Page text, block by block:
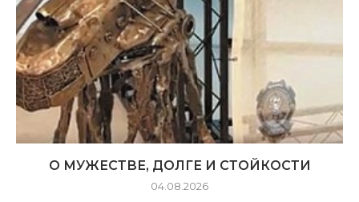
О МУЖЕСТВЕ, ДОЛГЕ И СТОЙКОСТИ
04.08.2026